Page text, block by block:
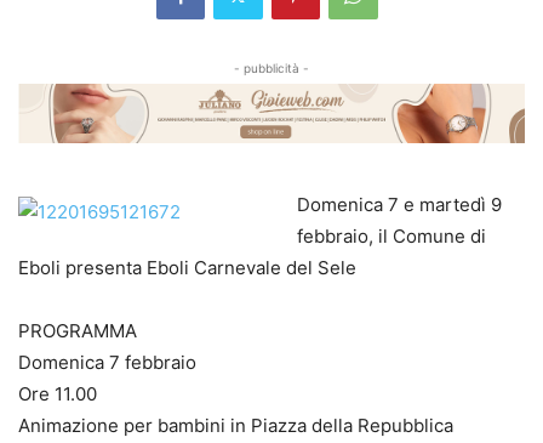
- pubblicità -
Domenica 7 e martedì 9
febbraio, il Comune di
Eboli presenta Eboli Carnevale del Sele
PROGRAMMA
Domenica 7 febbraio
Ore 11.00
Animazione per bambini in Piazza della Repubblica